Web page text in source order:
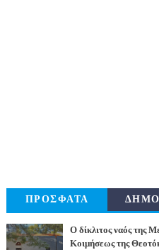
ΠΡΟΣΦΑΤΑ
Ο δίκλιτος ναός της
Κοιμήσεως της